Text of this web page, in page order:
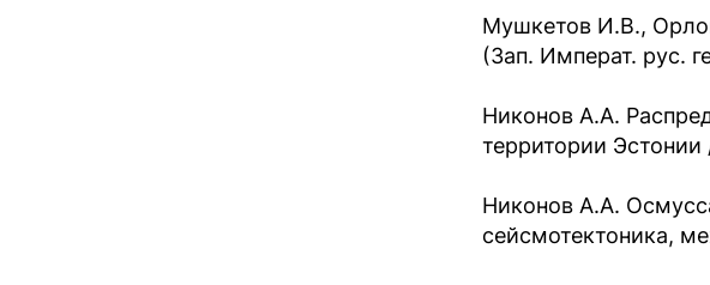
Мушкетов И.В.,
(Зап. Императ. рус.
Никонов А.А.
территории
Никонов А.А.
сейсмотектоника,